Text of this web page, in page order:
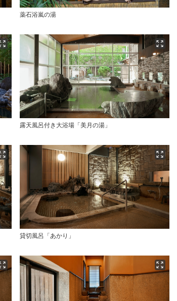
薬石浴嵐の湯
露天風呂付き大浴場「美月の湯」
貸切風呂「あかり」